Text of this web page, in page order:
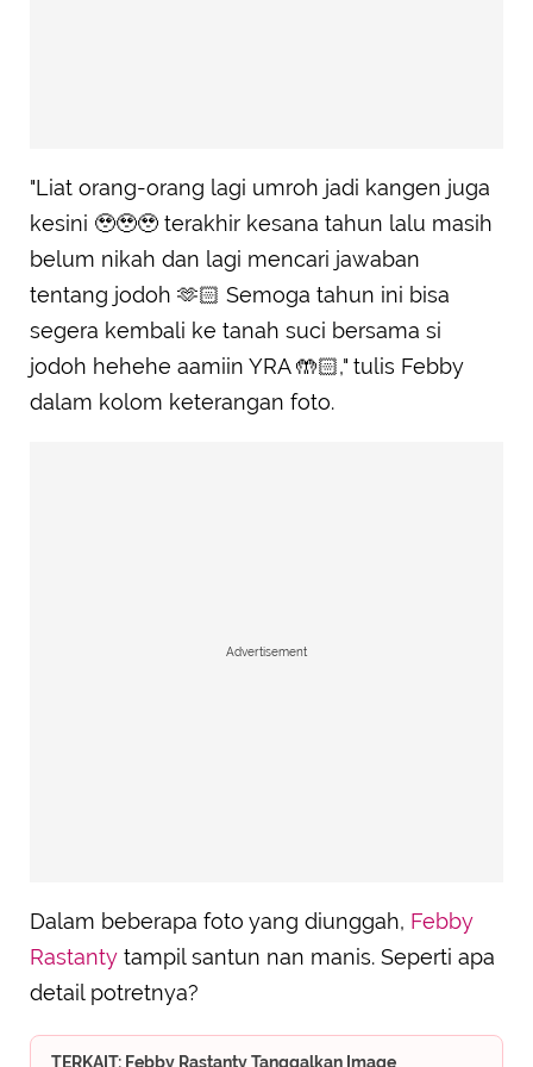
"Liat orang-orang lagi umroh jadi kangen juga
kesini 🥹🥹🥹 terakhir kesana tahun lalu masih
belum nikah dan lagi mencari jawaban
tentang jodoh 🫶🏻 Semoga tahun ini bisa
segera kembali ke tanah suci bersama si
jodoh hehehe aamiin YRA 🤲🏻," tulis Febby
dalam kolom keterangan foto.
Advertisement
Dalam beberapa foto yang diunggah, Febby
Rastanty tampil santun nan manis. Seperti apa
detail potretnya?
TERKAIT: Febby Rastanty Tanggalkan Image